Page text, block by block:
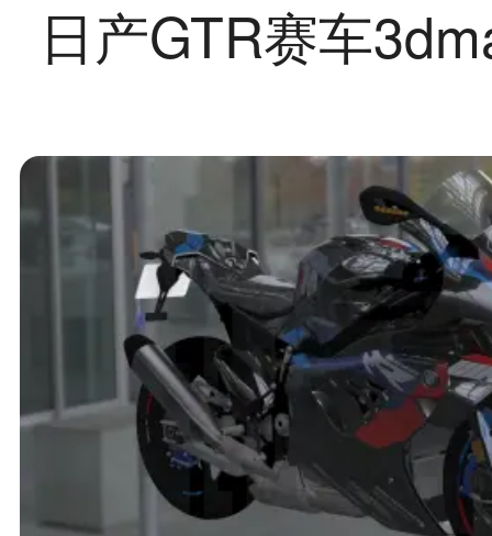
日产GTR赛车